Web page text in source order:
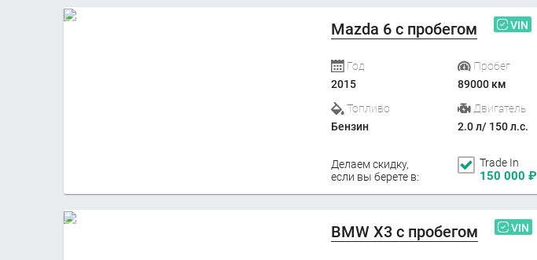
Mazda 6 с пробегом VIN
Год
2015
Пробег
89000 км
Топливо
Бензин
Двигатель
2.0 л/ 150 л.с.
Делаем скидку,
если вы берете в:
Trade In
150 000 ₽
BMW X3 с пробегом VIN